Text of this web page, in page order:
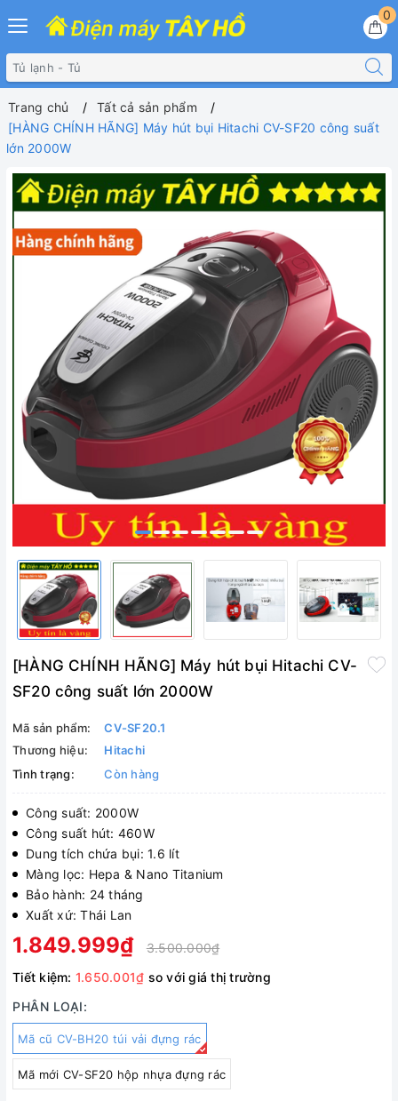
0
Trang chủ
Tất cả sản phẩm
[HÀNG CHÍNH HÃNG] Máy hút bụi Hitachi CV-SF20 công suất
lớn 2000W
[HÀNG CHÍNH HÃNG] Máy hút bụi Hitachi CV-
SF20 công suất lớn 2000W
Mã sản phẩm:
CV-SF20.1
Thương hiệu:
Hitachi
Tình trạng:
Còn hàng
Công suất: 2000W
Công suất hút: 460W
Dung tích chứa bụi: 1.6 lít
Màng lọc: Hepa & Nano Titanium
Bảo hành: 24 tháng
Xuất xứ: Thái Lan
1.849.999₫
3.500.000₫
Tiết kiệm: 1.650.001₫ so với giá thị trường
PHÂN LOẠI:
Mã cũ CV-BH20 túi vải đựng rác
Mã mới CV-SF20 hộp nhựa đựng rác